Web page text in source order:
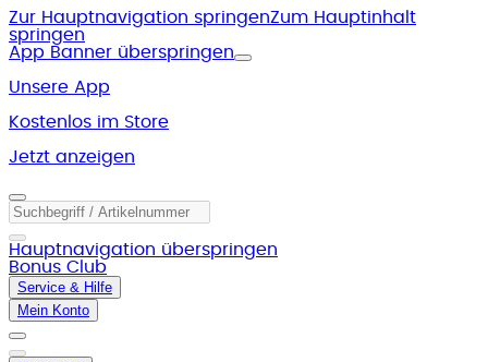
Zur Hauptnavigation springenZum Hauptinhalt
springen
App Banner überspringen
Unsere App
Kostenlos im Store
Jetzt anzeigen
Hauptnavigation überspringen
Bonus Club
Service & Hilfe
Mein Konto